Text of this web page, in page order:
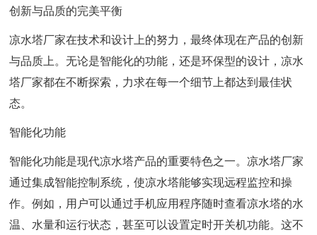
创新与品质的完美平衡
凉水塔厂家在技术和设计上的努力，最终体现在产品的创新
与品质上。无论是智能化的功能，还是环保型的设计，凉水
塔厂家都在不断探索，力求在每一个细节上都达到最佳状
态。
智能化功能
智能化功能是现代凉水塔产品的重要特色之一。凉水塔厂家
通过集成智能控制系统，使凉水塔能够实现远程监控和操
作。例如，用户可以通过手机应用程序随时查看凉水塔的水
温、水量和运行状态，甚至可以设置定时开关机功能。这不